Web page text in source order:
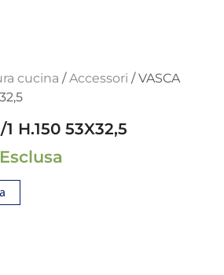
cucina /Accessori / VASCA
H.150 53X32,5